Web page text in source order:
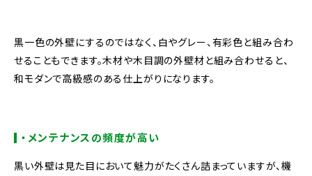
黒一色の外壁にするのではなく、白やグレー、有彩色と組み合わ
せることもできます。木材や木目調の外壁材と組み合わせると、
和モダンで高級感のある仕上がりになります。
・メンテナンスの頻度が高い
黒い外壁は見た目において魅力がたくさん詰まっていますが、機